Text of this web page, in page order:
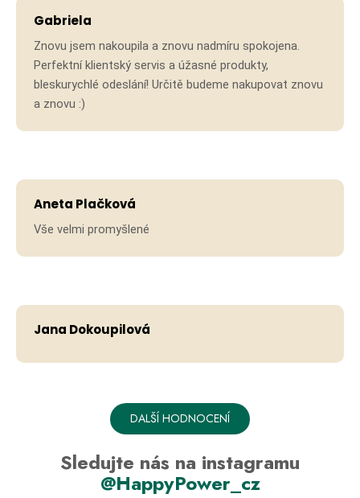
Gabriela
Znovu jsem nakoupila a znovu nadmíru spokojena.
Perfektní klientský servis a úžasné produkty,
bleskurychlé odeslání! Určitě budeme nakupovat znovu
a znovu :)
Aneta Plačková
Vše velmi promyšlené
Jana Dokoupilová
DALŠÍ HODNOCENÍ
Sledujte nás na instagramu
@HappyPower_cz